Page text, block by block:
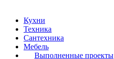
Кухни
Техника
Сантехника
Мебель
Выполненные проекты